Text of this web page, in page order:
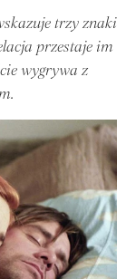
trzy znaki
przestaje im
wygrywa z